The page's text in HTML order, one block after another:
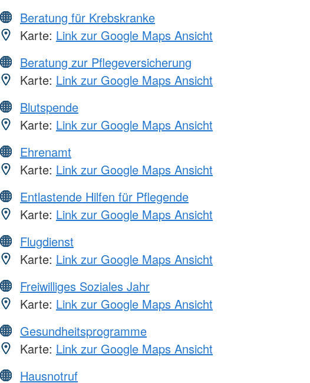
Beratung für Krebskranke
Karte: Link zur Google Maps Ansicht
Beratung zur Pflegeversicherung
Karte: Link zur Google Maps Ansicht
Blutspende
Karte: Link zur Google Maps Ansicht
Ehrenamt
Karte: Link zur Google Maps Ansicht
Entlastende Hilfen für Pflegende
Karte: Link zur Google Maps Ansicht
Flugdienst
Karte: Link zur Google Maps Ansicht
Freiwilliges Soziales Jahr
Karte: Link zur Google Maps Ansicht
Gesundheitsprogramme
Karte: Link zur Google Maps Ansicht
Hausnotruf